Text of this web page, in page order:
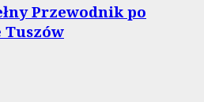
Przewodnik po